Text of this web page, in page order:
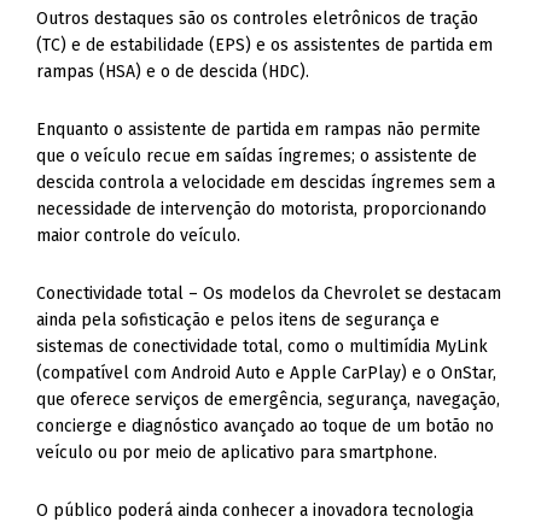
Outros destaques são os controles eletrônicos de tração
(TC) e de estabilidade (EPS) e os assistentes de partida em
rampas (HSA) e o de descida (HDC).
Enquanto o assistente de partida em rampas não permite
que o veículo recue em saídas íngremes; o assistente de
descida controla a velocidade em descidas íngremes sem a
necessidade de intervenção do motorista, proporcionando
maior controle do veículo.
Conectividade total – Os modelos da Chevrolet se destacam
ainda pela sofisticação e pelos itens de segurança e
sistemas de conectividade total, como o multimídia MyLink
(compatível com Android Auto e Apple CarPlay) e o OnStar,
que oferece serviços de emergência, segurança, navegação,
concierge e diagnóstico avançado ao toque de um botão no
veículo ou por meio de aplicativo para smartphone.
O público poderá ainda conhecer a inovadora tecnologia